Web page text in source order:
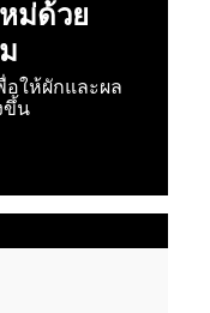
ม่ด้วย
ให้ผักและผล
ขึ้น